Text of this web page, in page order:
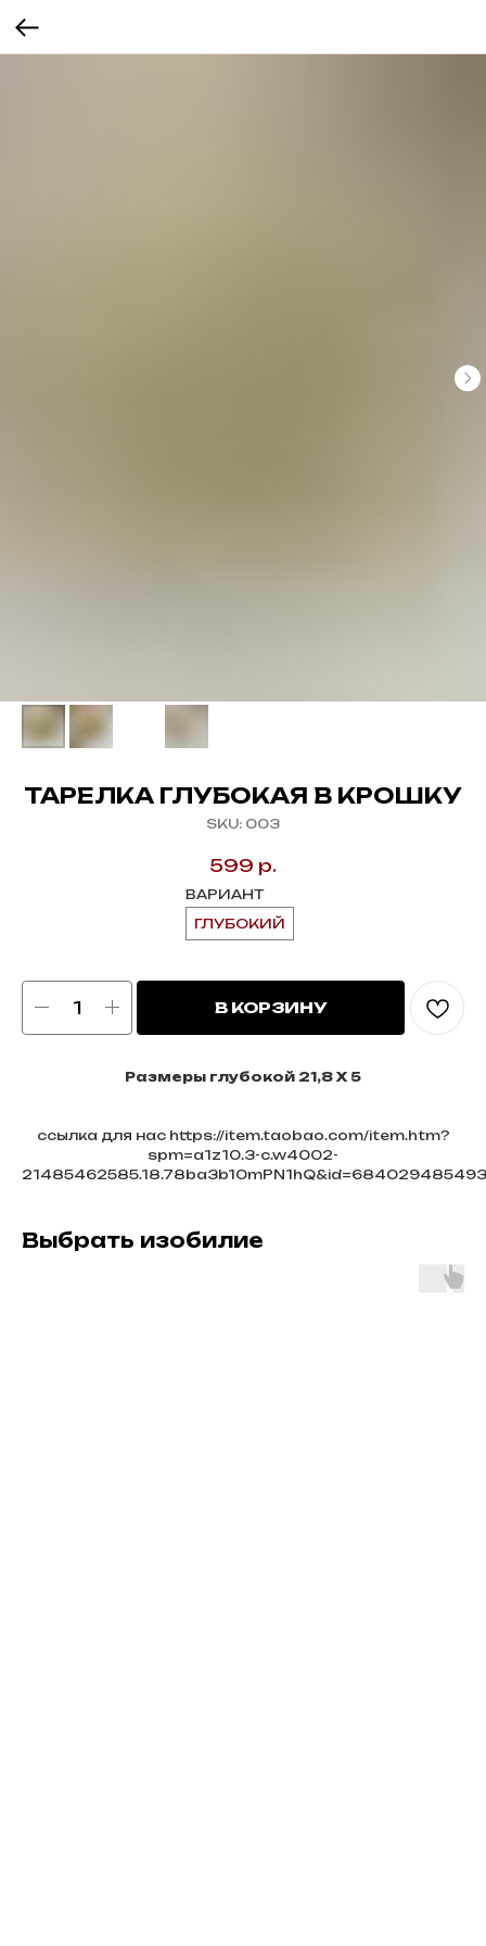
ТАРЕЛКА ГЛУБОКАЯ В КРОШКУ
SKU: 003
599 р.
ВАРИАНТ
ГЛУБОКИЙ
В КОРЗИНУ
Размеры глубокой 21,8 Х 5
ссылка для нас https://item.taobao.com/item.htm?
spm=a1z10.3-c.w4002-
21485462585.18.78ba3b10mPN1hQ&id=684029485493
Выбрать изобилие